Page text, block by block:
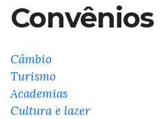
Convênios
Câmbio
Turismo
Academias
Cultura e lazer